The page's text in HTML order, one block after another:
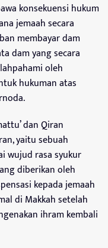
konsekuensi hukum
jemaah secara
membayar dam
dam yang secara
oleh
hukuman atas
dan Qiran
yaitu sebuah
wujud rasa syukur
diberikan oleh
kepada jemaah
di Makkah setelah
ihram kembali